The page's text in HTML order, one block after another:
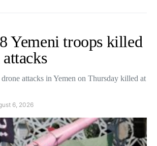
Yemeni troops killed
attacks in Yemen on Thursday killed at
6, 2026